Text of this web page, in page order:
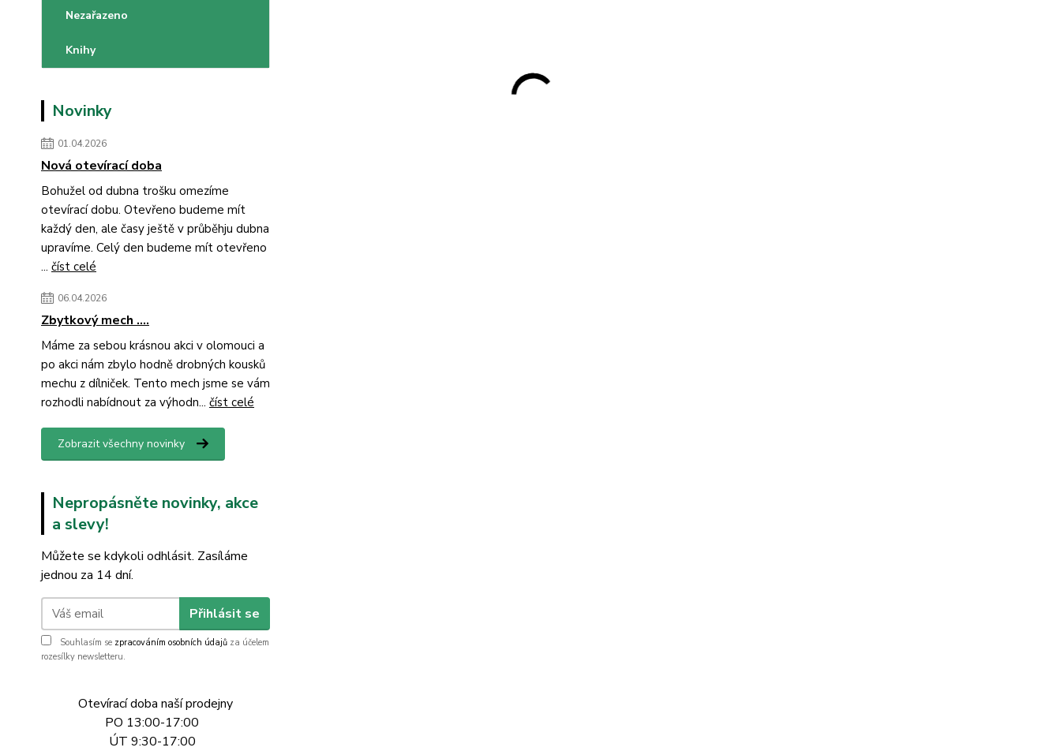
Nezařazeno
Knihy
Novinky
01.04.2026
Nová otevírací doba
Bohužel od dubna trošku omezíme
otevírací dobu. Otevřeno budeme mít
každý den, ale časy ještě v průběhju dubna
upravíme. Celý den budeme mít otevřeno
... číst celé
06.04.2026
Zbytkový mech ....
Máme za sebou krásnou akci v olomouci a
po akci nám zbylo hodně drobných kousků
mechu z dílniček. Tento mech jsme se vám
rozhodli nabídnout za výhodn... číst celé
Zobrazit všechny novinky
Nepropásněte novinky, akce
a slevy!
Můžete se kdykoli odhlásit. Zasíláme
jednou za 14 dní.
Přihlásit se
Souhlasím se zpracováním osobních údajů za účelem
rozesílky newsletteru.
Otevírací doba naší prodejny
PO 13:00-17:00
ÚT 9:30-17:00